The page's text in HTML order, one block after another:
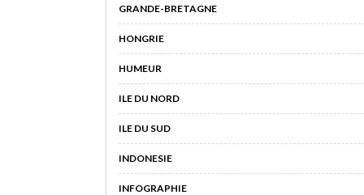
GRANDE-BRETAGNE
HONGRIE
HUMEUR
ILE DU NORD
ILE DU SUD
INDONESIE
INFOGRAPHIE